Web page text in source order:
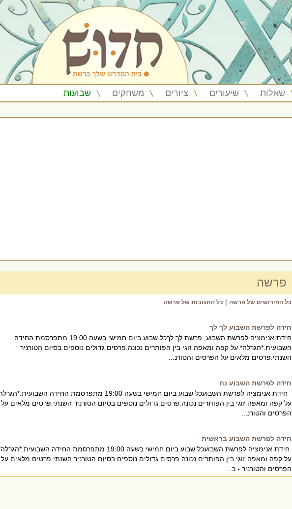
שאלות שיעורים ציורים משחקים שבועות
פרשה
כל החידושים של פרשה | כל התגובות של פרשה
חידה לפרשת השבוע לך לך
חידת אנימציה לפרשת השבוע, פרשת לך לךכל שבוע ביום חמישי בשעה 19:00 מתפרסמת החידה
השבועית.*הגרלה* על קפה ומאפה זוגי בין הפותרים נכונה.פרסים גדולים נוספים בסיום הטורניר
השנתי.פרטים מלאים על הפרסים והטורנ...
חידה לפרשת השבוע נח
חידת אנימציה לפרשת השבועכל שבוע ביום חמישי בשעה 19:00 מתפרסמת החידה
על קפה ומאפה זוגי בין הפותרים נכונה.פרסים גדולים נוספים בסיום הטורניר השנתי.פרטים מלאים על
הפרסים והטורנ...
חידה לפרשת השבוע בראשית
חידת אנימציה לפרשת השבועכל שבוע ביום חמישי בשעה 19:00 מתפרסמת החידה
על קפה ומאפה זוגי בין הפותרים נכונה.פרסים גדולים נוספים בסיום הטורניר השנתי.פרטים מלאים על
הפרסים והטורניר - כ...